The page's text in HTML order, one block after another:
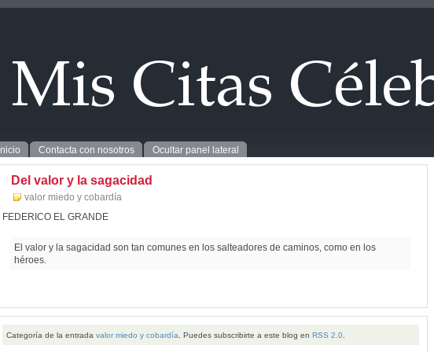
Inicio Contacta con nosotros Ocultar panel lateral
Del valor y la sagacidad
valor miedo y cobardía
FEDERICO EL GRANDE
El valor y la sagacidad son tan comunes en los salteadores de caminos, como en los
héroes.
Categoría de la entrada valor miedo y cobardía . Puedes subscribirte a este blog en RSS 2.0